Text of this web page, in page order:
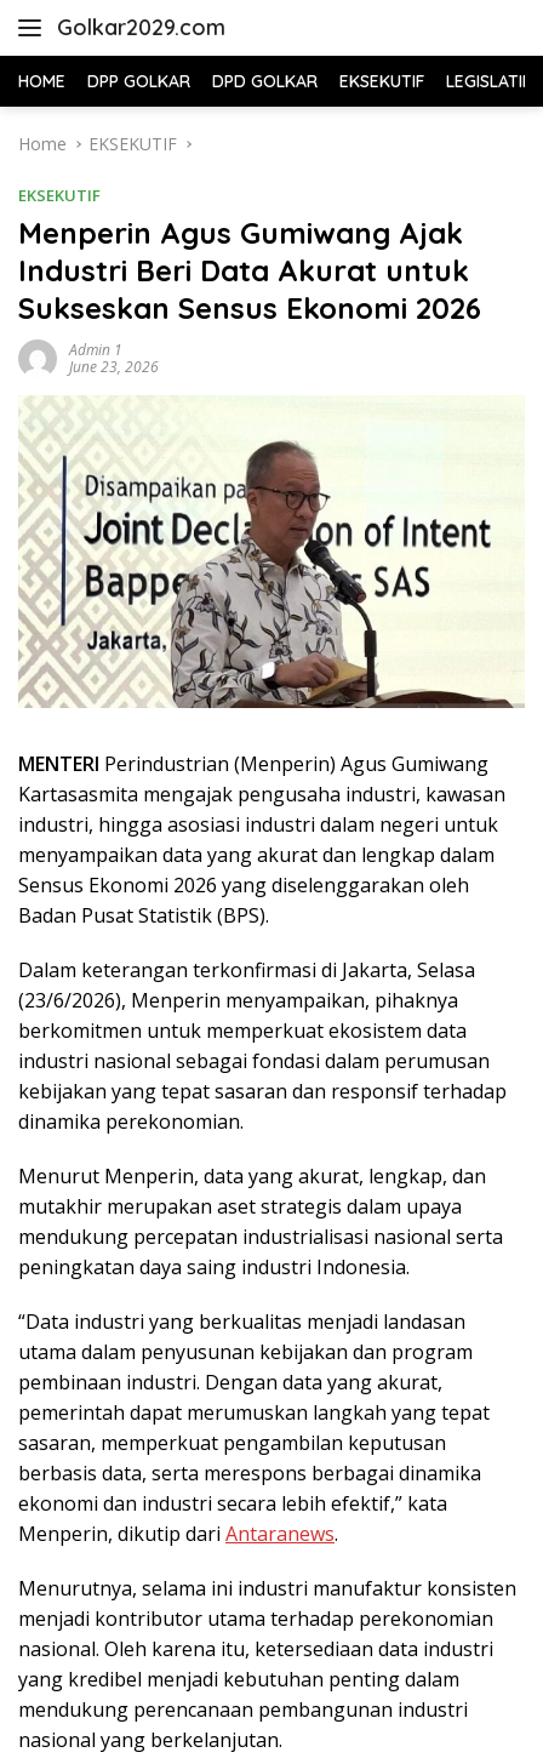
Golkar2029.com
HOME DPP GOLKAR DPD GOLKAR EKSEKUTIF LEGISLATIF
Home EKSEKUTIF
EKSEKUTIF
Menperin Agus Gumiwang Ajak
Industri Beri Data Akurat untuk
Sukseskan Sensus Ekonomi 2026
Admin 1
June 23, 2026
MENTERI Perindustrian (Menperin) Agus Gumiwang
Kartasasmita mengajak pengusaha industri, kawasan
industri, hingga asosiasi industri dalam negeri untuk
menyampaikan data yang akurat dan lengkap dalam
Sensus Ekonomi 2026 yang diselenggarakan oleh
Badan Pusat Statistik (BPS).
Dalam keterangan terkonfirmasi di Jakarta, Selasa
(23/6/2026), Menperin menyampaikan, pihaknya
berkomitmen untuk memperkuat ekosistem data
industri nasional sebagai fondasi dalam perumusan
kebijakan yang tepat sasaran dan responsif terhadap
dinamika perekonomian.
Menurut Menperin, data yang akurat, lengkap, dan
mutakhir merupakan aset strategis dalam upaya
mendukung percepatan industrialisasi nasional serta
peningkatan daya saing industri Indonesia.
“Data industri yang berkualitas menjadi landasan
utama dalam penyusunan kebijakan dan program
pembinaan industri. Dengan data yang akurat,
pemerintah dapat merumuskan langkah yang tepat
sasaran, memperkuat pengambilan keputusan
berbasis data, serta merespons berbagai dinamika
ekonomi dan industri secara lebih efektif,” kata
Menperin, dikutip dari Antaranews.
Menurutnya, selama ini industri manufaktur konsisten
menjadi kontributor utama terhadap perekonomian
nasional. Oleh karena itu, ketersediaan data industri
yang kredibel menjadi kebutuhan penting dalam
mendukung perencanaan pembangunan industri
nasional yang berkelanjutan.